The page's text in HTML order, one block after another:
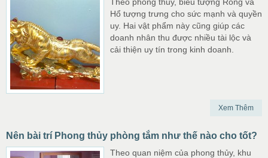
Hổ tượng trưng cho sức mạnh và quyền
uy. Hai vật phẩm này cũng giúp các
doanh nhân thu được nhiều tài lộc và
cải thiện uy tín trong kinh doanh.
Xem Thêm
Nên bài trí Phong thủy phòng tắm như thế nào cho tốt?
Theo quan niệm của phong thủy, khu